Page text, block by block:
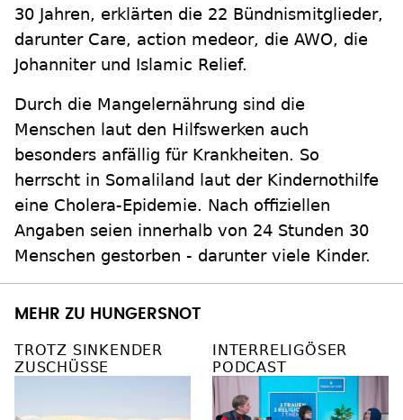
30 Jahren, erklärten die 22 Bündnismitglieder,
darunter Care, action medeor, die AWO, die
Johanniter und Islamic Relief.
Durch die Mangelernährung sind die
Menschen laut den Hilfswerken auch
besonders anfällig für Krankheiten. So
herrscht in Somaliland laut der Kindernothilfe
eine Cholera-Epidemie. Nach offiziellen
Angaben seien innerhalb von 24 Stunden 30
Menschen gestorben - darunter viele Kinder.
MEHR ZU HUNGERSNOT
TROTZ SINKENDER
ZUSCHÜSSE
INTERRELIGÖSER
PODCAST